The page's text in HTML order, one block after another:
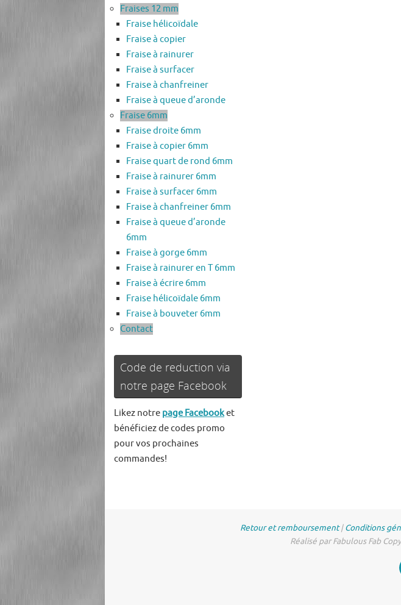
Fraises 12 mm
Fraise hélicoïdale
Fraise à copier
Fraise à rainurer
Fraise à surfacer
Fraise à chanfreiner
Fraise à queue d’aronde
Fraise 6mm
Fraise droite 6mm
Fraise à copier 6mm
Fraise quart de rond 6mm
Fraise à rainurer 6mm
Fraise à surfacer 6mm
Fraise à chanfreiner 6mm
Fraise à queue d’aronde
6mm
Fraise à gorge 6mm
Fraise à rainurer en T 6mm
Fraise à écrire 6mm
Fraise hélicoïdale 6mm
Fraise à bouveter 6mm
Contact
Code de reduction via
notre page Facebook
Likez notre page Facebooket
bénéficiez de codes promo
pour vos prochaines
commandes!
Retour et remboursement|Conditions
Réalisé par Fabulous Fab